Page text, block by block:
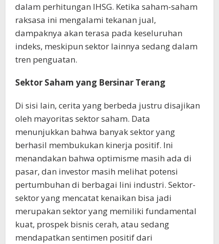
dalam perhitungan IHSG. Ketika saham-saham
raksasa ini mengalami tekanan jual,
dampaknya akan terasa pada keseluruhan
indeks, meskipun sektor lainnya sedang dalam
tren penguatan.
Sektor Saham yang Bersinar Terang
Di sisi lain, cerita yang berbeda justru disajikan
oleh mayoritas sektor saham. Data
menunjukkan bahwa banyak sektor yang
berhasil membukukan kinerja positif. Ini
menandakan bahwa optimisme masih ada di
pasar, dan investor masih melihat potensi
pertumbuhan di berbagai lini industri. Sektor-
sektor yang mencatat kenaikan bisa jadi
merupakan sektor yang memiliki fundamental
kuat, prospek bisnis cerah, atau sedang
mendapatkan sentimen positif dari